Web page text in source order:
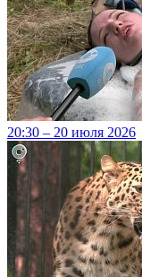
20:30 – 20 июля 2026